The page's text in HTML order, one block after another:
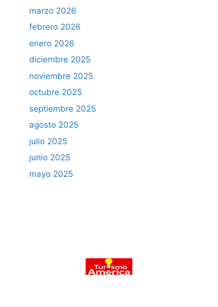
marzo 2026
febrero 2026
enero 2026
diciembre 2025
noviembre 2025
octubre 2025
septiembre 2025
agosto 2025
julio 2025
junio 2025
mayo 2025